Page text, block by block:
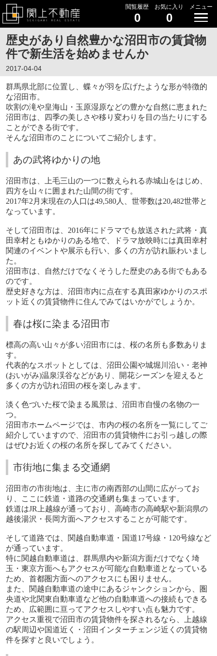
閲覧履歴
0
お気に入り
0
メニュー
歴史があり自然豊かな沼田市の賃貸物
件で新生活を始めませんか
2017-04-04
群馬県北部に位置し、蝶々が羽を広げたような形が特徴的
な沼田市。
吹割の滝や皇海山・玉原湿原などの豊かな自然に恵まれた
沼田市は、四季の美しさや移り変わりを目の当たりにする
ことができる街です。
そんな沼田市のことについてご紹介します。
あの武将ゆかりの地
沼田市は、上毛三山の一つに数えられる赤城山をはじめ、
四方を山々に囲まれた山間の街です。
2017年2 月末現在の人口は49,580人、世帯数は20,482世帯と
なっています。
そして沼田市は、 2016年にドラマでも放送された武将・真
田幸村ともゆかりのある地で、ドラマ放映時には真田幸村
関連のイベントや展示も行い、多くの方が訪れ賑わいまし
た。
沼田市は、自然だけでなくそうした歴史のある街でもある
のです。
歴史好きな方は、沼田市内に点在する真田家ゆかりのスポ
ット近くの賃貸物件に住んでみてはいかがでしょうか。
春は桜に染まる沼田市
標高の高い山々が多い沼田市には、桜の名所も多数ありま
す。
代表的なスポットとしては、沼田公園や城堀川沿い・老神
(おいがみ)温泉渓谷などがあり、開花シーズンを迎えると
多くの方が訪れ沼田の桜を楽しみます。
淡く色づいた桜で染まる風景は、沼田市自慢の名物の一
つ。
沼田市ホームページでは、市内の桜の名所を一覧にしてご
紹介していますので、沼田市の賃貸物件にお引っ越しの際
はぜひお近くの桜の名所を探してみてください。
市街地に集まる交通網
沼田市の市街地は、主に市の南西部の山間に広がってお
り、ここに鉄道・道路の交通網も集まっています。
鉄道はJR 上越線が通っており、高崎市の高崎駅や新潟県の
越後湯沢・長岡方面へアクセスすることが可能です。
そして道路では、関越自動車道・国道17号線・ 120号線など
が通っています。
特に関越自動車道は、群馬県内や新潟方面だけでなく埼
玉・東京方面へもアクセスが可能な自動車道となっている
ため、首都圏方面へのアクセスにも困りません。
また、関越自動車道の途中にあるジャンクションから、圏
央道や北関東自動車道など他の自動車道への接続もできる
ため、広範囲に亘ってアクセスしやすい点も魅力です。
アクセス重視で沼田市の賃貸物件を探されるなら、上越線
の駅周辺や国道近く・沼田インターチェンジ近くの賃貸物
件を探すと良いでしょう。